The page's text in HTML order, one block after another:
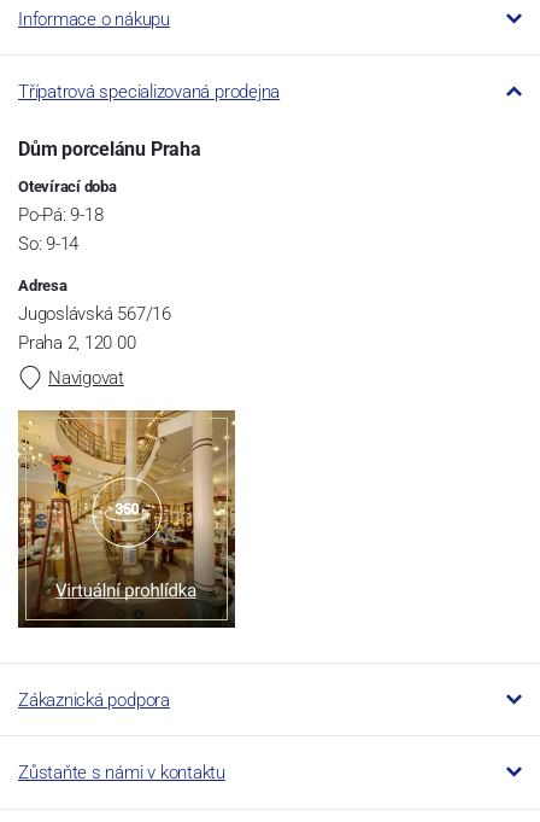
Informace o nákupu
Třípatrová specializovaná prodejna
Dům porcelánu Praha
Otevírací doba
Po-Pá: 9-18
So: 9-14
Adresa
Jugoslávská 567/16
Praha 2, 120 00
Navigovat
Zákaznická podpora
Zůstaňte s námi v kontaktu